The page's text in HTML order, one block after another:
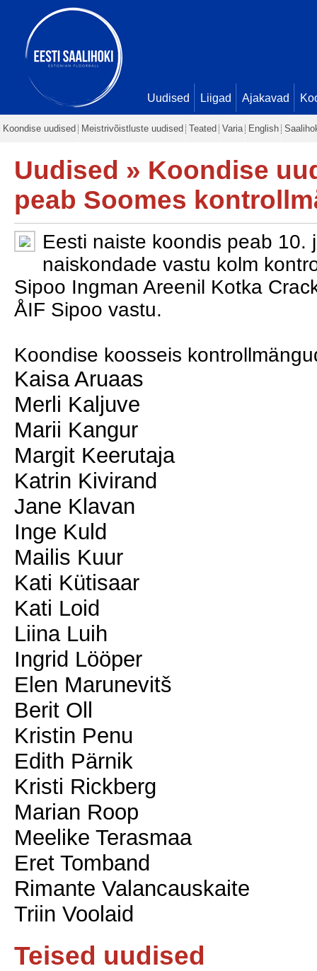
Uudised Liigad Ajakavad
Koondise uudised Meistrivõistluste uudised Teated Varia English
Uudised » Koondise
peab Soomes
Eesti naiste koondis peab 10.
naiskondade vastu kolm
Sipoo Ingman Areenil Kotka
ÅIF Sipoo vastu.
Koondise koosseis
Kaisa Aruaas
Merli Kaljuve
Marii Kangur
Margit Keerutaja
Katrin Kivirand
Jane Klavan
Inge Kuld
Mailis Kuur
Kati Kütisaar
Kati Loid
Liina Luih
Ingrid Lööper
Elen Marunevitš
Berit Oll
Kristin Penu
Edith Pärnik
Kristi Rickberg
Marian Roop
Meelike Terasmaa
Eret Tomband
Rimante Valancauskaite
Triin Voolaid
Teised uudised